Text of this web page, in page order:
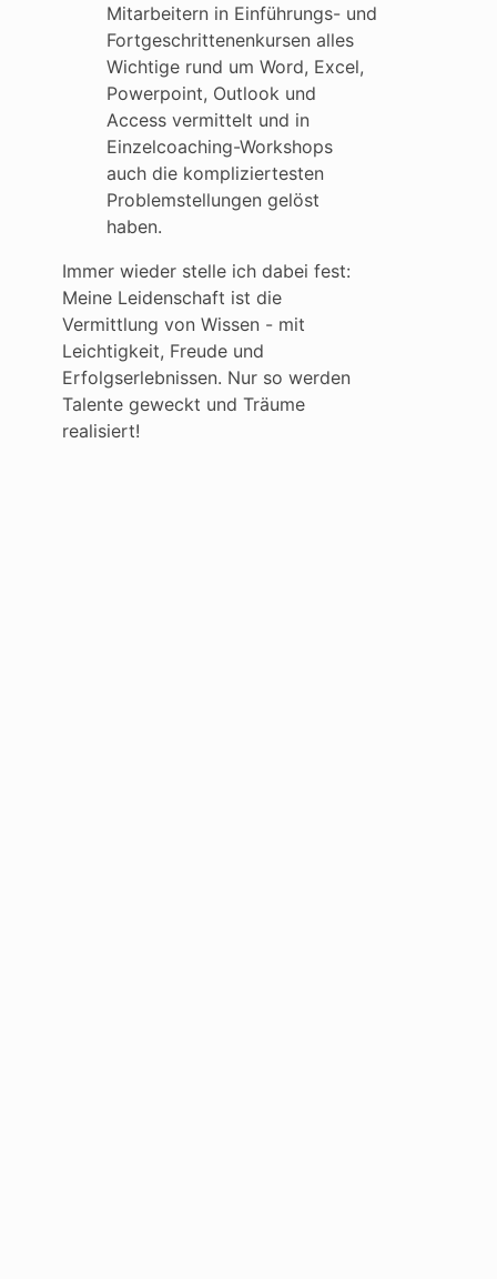
Mitarbeitern in Einführungs- und
Fortgeschrittenenkursen alles
Wichtige rund um Word, Excel,
Powerpoint, Outlook und
Access vermittelt und in
Einzelcoaching-Workshops
auch die kompliziertesten
Problemstellungen gelöst
haben.
Immer wieder stelle ich dabei fest:
Meine Leidenschaft ist die
Vermittlung von Wissen - mit
Leichtigkeit, Freude und
Erfolgserlebnissen. Nur so werden
Talente geweckt und Träume
realisiert!